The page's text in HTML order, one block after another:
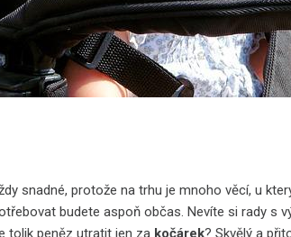
snadné, protože na trhu je mnoho věcí, u
budete aspoň občas. Nevíte si rady s
tolik peněz utratit jen za kočárek? Skvělý a